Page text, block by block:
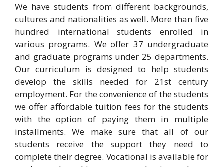
We have students from different backgrounds,
cultures and nationalities as well. More than five
hundred international students enrolled in
various programs. We offer 37 undergraduate
and graduate programs under 25 departments.
Our curriculum is designed to help students
develop the skills needed for 21st century
employment. For the convenience of the students
we offer affordable tuition fees for the students
with the option of paying them in multiple
installments. We make sure that all of our
students receive the support they need to
complete their degree. Vocational is available for